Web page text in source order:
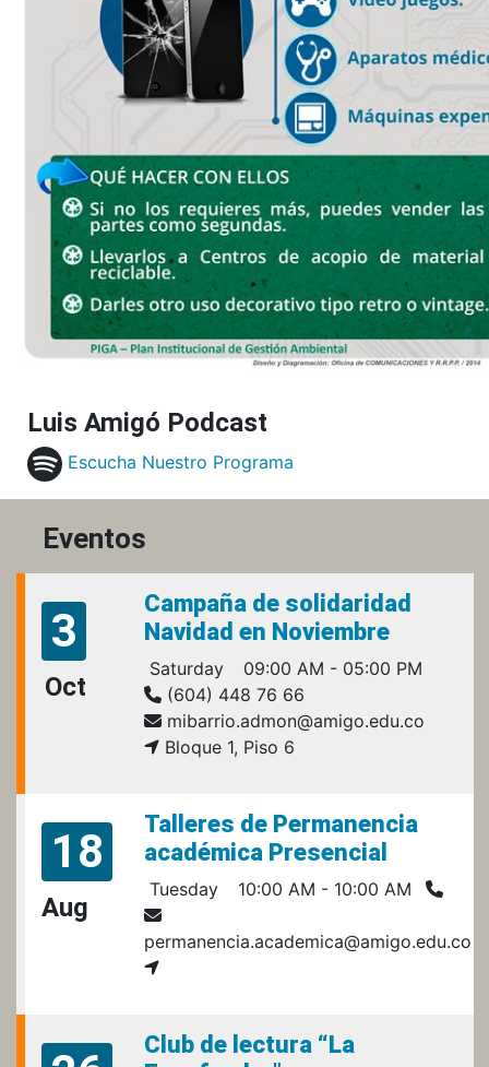
Luis Amigó Podcast
Escucha Nuestro Programa
Eventos
3
Oct
Campaña de solidaridad
Navidad en Noviembre
Saturday
09:00 AM - 05:00 PM
(604) 448 76 66
mibarrio.admon@amigo.edu.co
Bloque 1, Piso 6
18
Aug
Talleres de Permanencia
académica Presencial
Tuesday 10:00 AM - 10:00 AM
permanencia.academica@amigo.edu.co
Club de lectura “La